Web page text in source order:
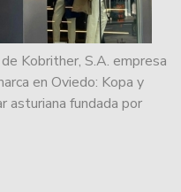
Kobrither, S.A. empresa
en Oviedo: Kopa y
asturiana fundada por